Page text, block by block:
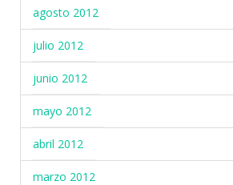
agosto 2012
julio 2012
junio 2012
mayo 2012
abril 2012
marzo 2012